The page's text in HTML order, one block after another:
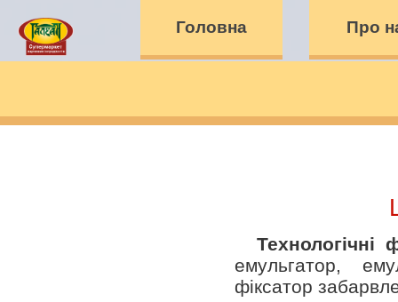
Головна Про
Технологічні
емульгатор,
фіксатор